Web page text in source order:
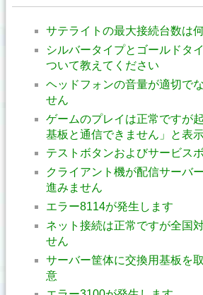
サテライトの最大接続台数は
シルバータイプとゴールドタ
ついて教えてください
ヘッドフォンの音量が適切で
せん
ゲームのプレイは正常ですが
基板と通信できません」と表
テストボタンおよびサービス
クライアント機が配信サーバ
進みません
エラー8114が発生します
ネット接続は正常ですが全国
せん
サーバー筐体に交換用基板を
意